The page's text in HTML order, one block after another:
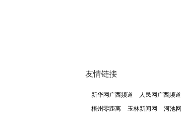
友情链接
新华网广西频道 人民网广西频道
梧州零距离
玉林新闻网 河池网